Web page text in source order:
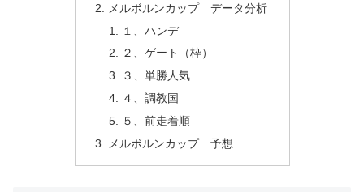
メルボルンカップ データ分析
１、ハンデ
２、ゲート（枠）
３、単勝人気
４、調教国
５、前走着順
メルボルンカップ 予想